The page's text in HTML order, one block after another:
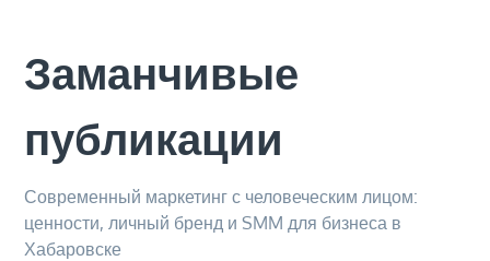
Заманчивые
публикации
Современный маркетинг с человеческим лицом:
ценности, личный бренд и SMM для бизнеса в
Хабаровске